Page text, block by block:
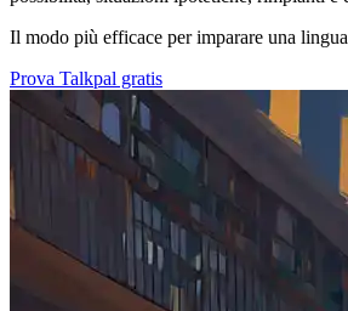
Il modo più efficace per imparare una lingua
Prova Talkpal gratis